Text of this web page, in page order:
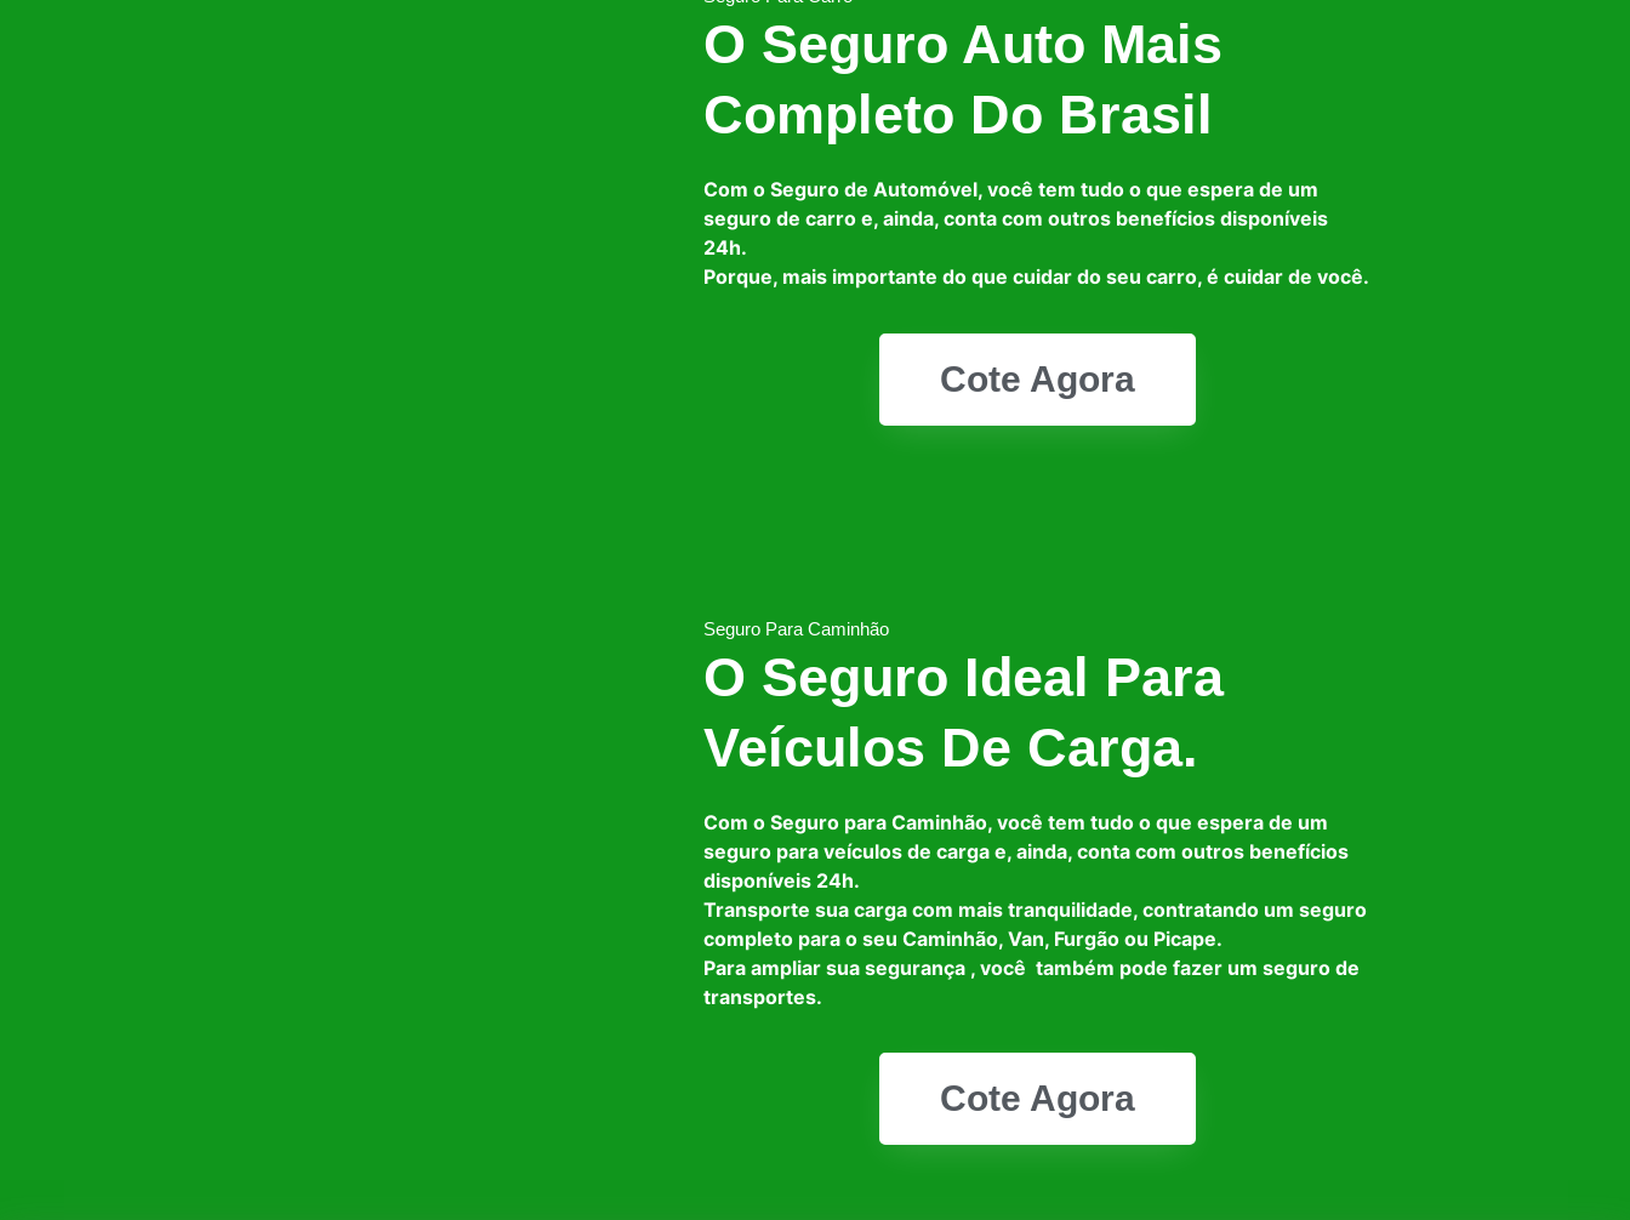
O Seguro Auto Mais
Completo Do Brasil
Com o Seguro de Automóvel, você tem tudo o que espera de um
seguro de carro e, ainda, conta com outros benefícios disponíveis
24h.
Porque, mais importante do que cuidar do seu carro, é cuidar de você.
Cote Agora
Seguro Para Caminhão
O Seguro Ideal Para
Veículos De Carga.
Com o Seguro para Caminhão, você tem tudo o que espera de um
seguro para veículos de carga e, ainda, conta com outros benefícios
disponíveis 24h.
Transporte sua carga com mais tranquilidade, contratando um seguro
completo para o seu Caminhão, Van, Furgão ou Picape.
Para ampliar sua segurança , você também pode fazer um seguro de
transportes.
Cote Agora